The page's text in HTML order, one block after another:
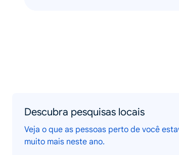
Descubra pesquisas locais
Veja o que as pessoas perto de você
muito mais neste ano.